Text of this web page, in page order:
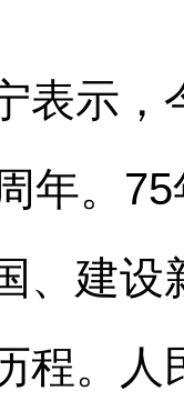
示，今
年。
、建设
程。人